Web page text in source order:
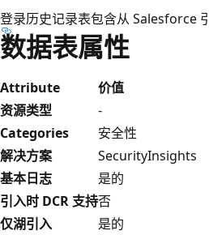
登录历史记录表包含从 Salesforce
数据表属性
Attribute
价值
资源类型
-
Categories
安全性
解决方案
SecurityInsights
基本日志
是的
引入时 DCR 支持否
仅湖引入
是的